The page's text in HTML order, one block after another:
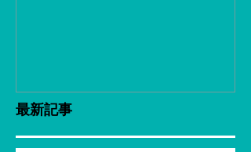
最新記事